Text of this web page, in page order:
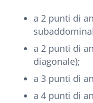
a 2 punti di
a 2 punti di
diagonale);
a 3 punti di
a 4 punti di